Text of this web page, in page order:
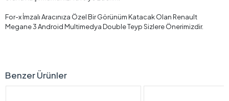
For-x İmzalı Aracınıza Özel Bir Görünüm Katacak Olan Renault
Megane 3 Android Multimedya Double Teyp Sizlere Önerimizdir.
Benzer Ürünler